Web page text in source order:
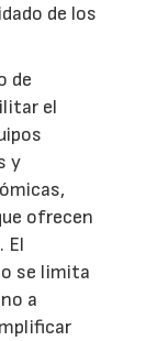
de los
de
el
y
ofrecen
El
se limita
a